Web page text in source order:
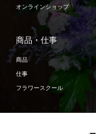
オンラインショップ
商品・仕事
商品
仕事
フラワースクール